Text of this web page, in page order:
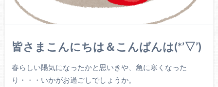
皆さまこんにちは＆こんばんは(*’▽’)
春らしい陽気になったかと思いきや、急に寒くなった
り・・・いかがお過ごしでしょうか。